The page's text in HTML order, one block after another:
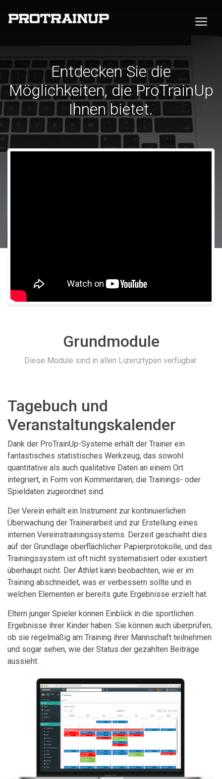
Entdecken Sie die
Möglichkeiten, die ProTrainUp
Ihnen bietet.
Grundmodule
Diese Module sind in allen Lizenztypen verfügbar.
Tagebuch und
Veranstaltungskalender
Dank der ProTrainUp-Systeme erhält der Trainer ein
fantastisches statistisches Werkzeug, das sowohl
quantitative als auch qualitative Daten an einem Ort
integriert, in Form von Kommentaren, die Trainings- oder
Spieldaten zugeordnet sind.
Der Verein erhält ein Instrument zur kontinuierlichen
Überwachung der Trainerarbeit und zur Erstellung eines
internen Vereinstrainingssystems. Derzeit geschieht dies
auf der Grundlage oberflächlicher Papierprotokolle, und das
Trainingssystem ist oft nicht systematisiert oder existiert
überhaupt nicht. Der Athlet kann beobachten, wie er im
Training abschneidet, was er verbessern sollte und in
welchen Elementen er bereits gute Ergebnisse erzielt hat.
Eltern junger Spieler können Einblick in die sportlichen
Ergebnisse ihrer Kinder haben. Sie können auch überprüfen,
ob sie regelmäßig am Training ihrer Mannschaft teilnehmen
und sogar sehen, wie der Status der gezahlten Beiträge
aussieht.